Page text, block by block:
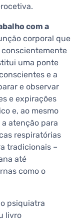
com a
corporal que
uma ponte
e a
e observar
e expirações
e, ao mesmo
atenção para
respiratórias
tradicionais –
até
como o
psiquiatra
livro